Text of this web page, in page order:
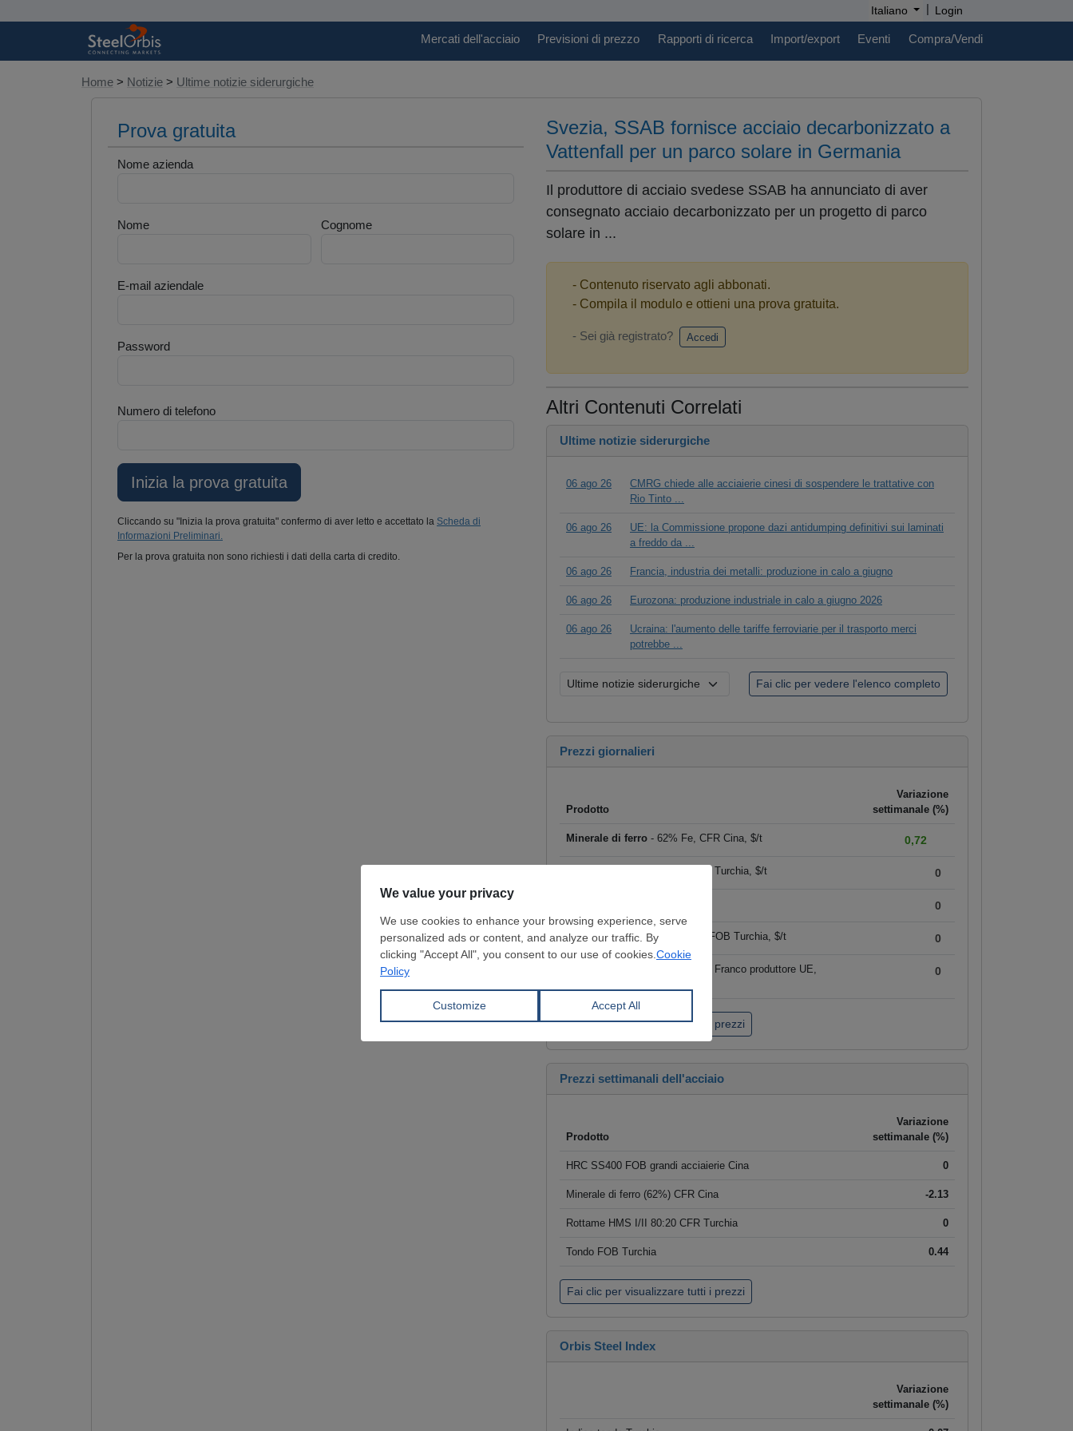
Italiano | Login
Mercati dell'acciaio Previsioni di prezzo Rapporti di ricerca Import/export Eventi Compra/Vendi
Home > Notizie > Ultime notizie siderurgiche
Prova gratuita
Nome azienda
Nome Cognome
E-mail aziendale
Password
Numero di telefono
Cliccando su "Inizia la prova gratuita" confermo di aver letto e accettato la Scheda di
Informazioni Preliminari.
Per la prova gratuita non sono richiesti i dati della carta di credito.
Svezia, SSAB fornisce acciaio decarbonizzato a
Vattenfall per un parco solare in Germania
Il produttore di acciaio svedese SSAB ha annunciato di aver
consegnato acciaio decarbonizzato per un progetto di parco
solare in ...
- Contenuto riservato agli abbonati.
- Compila il modulo e ottieni una prova gratuita.
- Sei già registrato? Accedi
Altri Contenuti Correlati
Ultime notizie siderurgiche
06 ago 26
CMRG chiede alle acciaierie cinesi di sospendere le trattative con
Rio Tinto ...
06 ago 26
UE: la Commissione propone dazi antidumping definitivi sui laminati
a freddo da ...
06 ago 26 Francia, industria dei metalli: produzione in calo a giugno
06 ago 26 Eurozona: produzione industriale in calo a giugno 2026
06 ago 26
Ucraina: l'aumento delle tariffe ferroviarie per il trasporto merci
potrebbe ...
Prezzi giornalieri
Prodotto
Variazione
settimanale (%)
Minerale di ferro - 62% Fe, CFR Cina, $/t 0,72
- HMS I/II 80:20, CFR Turchia, $/t 0
0
Tondo per cemento armato - FOB Turchia, $/t 0
- Franco produttore UE,
0
Fai clic per visualizzare tutti i prezzi
Prezzi settimanali dell'acciaio
Prodotto
Variazione
settimanale (%)
HRC SS400 FOB grandi acciaierie Cina 0
Minerale di ferro (62%) CFR Cina -2.13
Rottame HMS I/II 80:20 CFR Turchia 0
Tondo FOB Turchia 0.44
Fai clic per visualizzare tutti i prezzi
Orbis Steel Index
Variazione
settimanale (%)